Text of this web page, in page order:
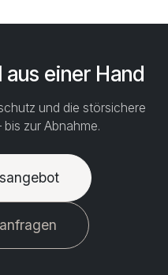
einer Hand
und die störsichere
zur Abnahme.